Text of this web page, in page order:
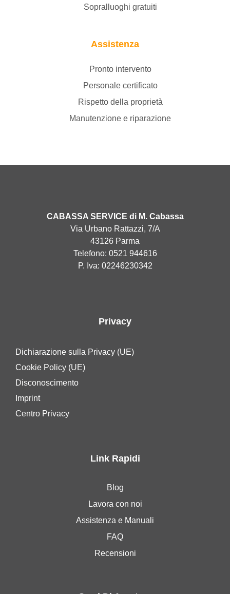
Sopralluoghi gratuiti
Assistenza
Pronto intervento
Personale certificato
Rispetto della proprietà
Manutenzione e riparazione
CABASSA SERVICE di M. Cabassa
Via Urbano Rattazzi, 7/A
43126 Parma
Telefono: 0521 944616
P. Iva: 02246230342
Privacy
Dichiarazione sulla Privacy (UE)
Cookie Policy (UE)
Disconoscimento
Imprint
Centro Privacy
Link Rapidi
Blog
Lavora con noi
Assistenza e Manuali
FAQ
Recensioni